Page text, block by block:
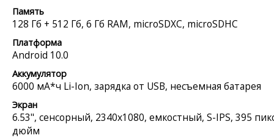
Память
128 Гб + 512 Гб, 6 Гб RAM, microSDXC, microSDHC
Платформа
Android 10.0
Аккумулятор
6000 мА*ч Li-Ion, зарядка от USB, несъемная батарея
Экран
6.53", сенсорный, 2340x1080, емкостный, S-IPS, 395
дюйм